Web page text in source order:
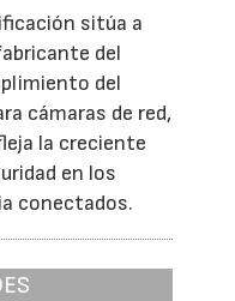
sitúa a
del
del
cámaras de red,
la creciente
en los
conectados.